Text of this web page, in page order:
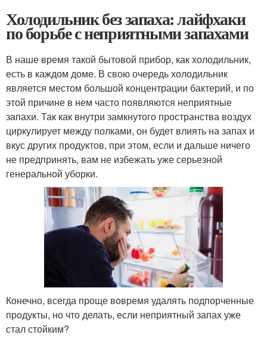
Холодильник без запаха: лайфхаки
по борьбе с неприятными запахами
В наше время такой бытовой прибор, как холодильник,
есть в каждом доме. В свою очередь холодильник
является местом большой концентрации бактерий, и по
этой причине в нем часто появляются неприятные
запахи. Так как внутри замкнутого пространства воздух
циркулирует между полками, он будет влиять на запах и
вкус других продуктов, при этом, если и дальше ничего
не предпринять, вам не избежать уже серьезной
генеральной уборки.
Конечно, всегда проще вовремя удалять подпорченные
продукты, но что делать, если неприятный запах уже
стал стойким?